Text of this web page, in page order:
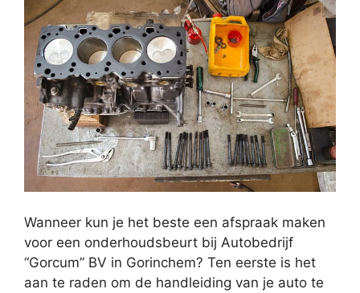
Wanneer kun je het beste een afspraak maken
voor een onderhoudsbeurt bij Autobedrijf
“Gorcum” BV in Gorinchem? Ten eerste is het
aan te raden om de handleiding van je auto te